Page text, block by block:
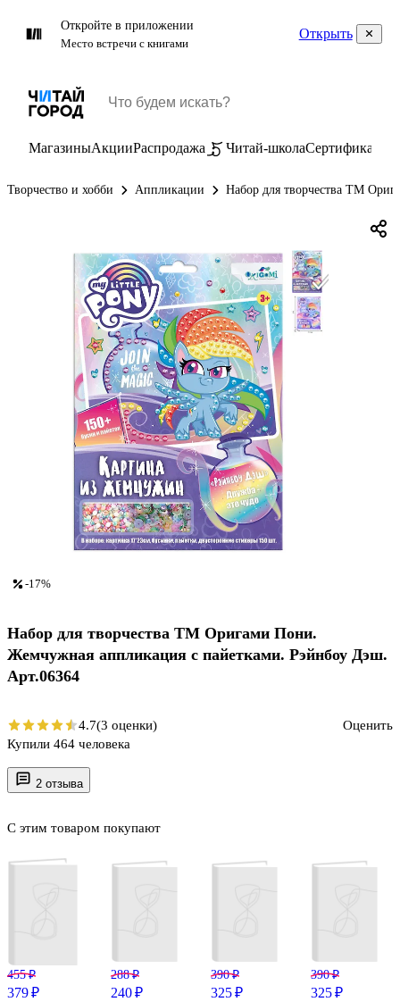
Откройте в приложении
Место встречи с книгами
Открыть
МагазиныАкцииРаспродажа Читай-школаСертификаты
Творчество и хобби Аппликации Набор для творчества ТМ
2 отзыва
С этим товаром покупают
455 ₽
379 ₽
288 ₽
240 ₽
390 ₽
325 ₽
390 ₽
325 ₽
-17%
Набор для творчества ТМ Оригами Пони.
Жемчужная аппликация с пайетками. Рэйнбоу Дэш.
Арт.06364
4.7(3 оценки)
Оценить
Купили 464 человека